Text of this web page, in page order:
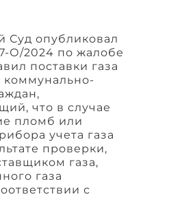
Суд опубликовал
О/2024 по жалобе
поставки газа
коммунально-
что в случае
пломб или
учета газа
проверки,
газа,
газа
с